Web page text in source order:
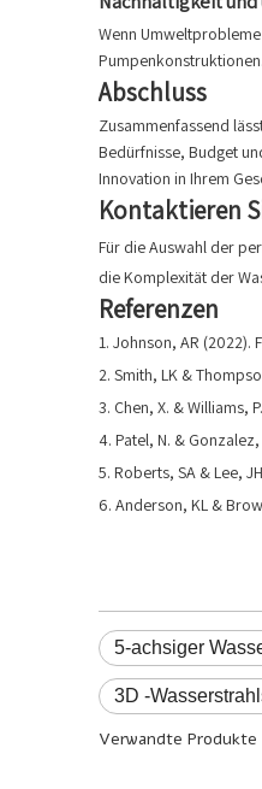
Wenn
Pumpenkonstruktionen.
Abschluss
Zusammenfassend
Bedürfnisse, Budget
Innovation in Ihrem
Kontaktieren
Für die Auswahl der
die Komplexität der
Referenzen
1. Johnson, AR
2. Smith, LK &
3. Chen, X. & Williams,
4. Patel, N. &
5. Roberts, SA & Lee,
6. Anderson, KL &
5-achsiger
3D -
Verwandte Produkte